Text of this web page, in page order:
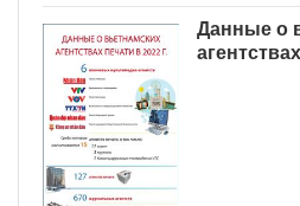
Данные о